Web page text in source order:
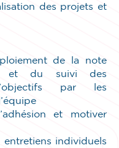
des projets et
de la note
et du suivi des
par les
et motiver
entretiens individuels